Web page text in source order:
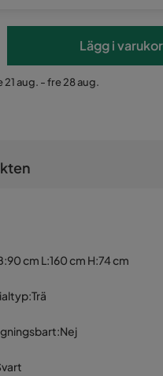
Lägg i
21 aug. - fre 28 aug.
cm L:160 cm H:74 cm
:Trä
:Nej